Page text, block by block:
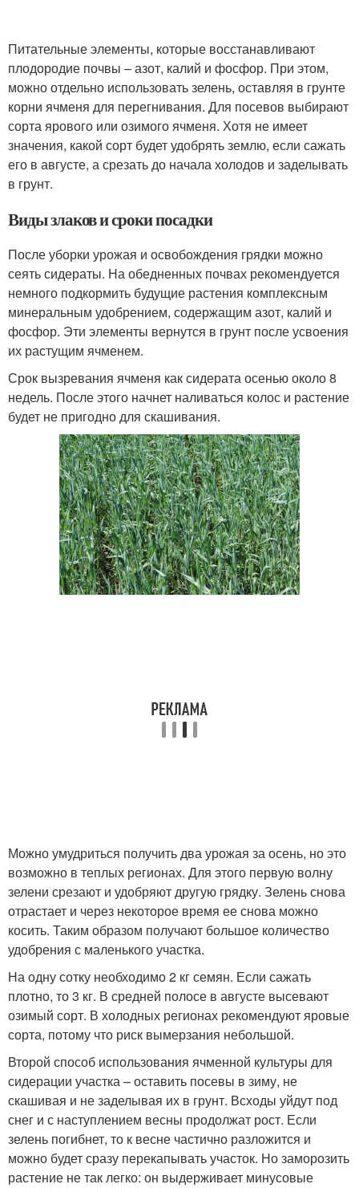
Питательные элементы, которые восстанавливают
плодородие почвы – азот, калий и фосфор. При этом,
можно отдельно использовать зелень, оставляя в грунте
корни ячменя для перегнивания. Для посевов выбирают
сорта ярового или озимого ячменя. Хотя не имеет
значения, какой сорт будет удобрять землю, если сажать
его в августе, а срезать до начала холодов и заделывать
в грунт.
Виды злаков и сроки посадки
После уборки урожая и освобождения грядки можно
сеять сидераты. На обедненных почвах рекомендуется
немного подкормить будущие растения комплексным
минеральным удобрением, содержащим азот, калий и
фосфор. Эти элементы вернутся в грунт после усвоения
их растущим ячменем.
Срок вызревания ячменя как сидерата осенью около 8
недель. После этого начнет наливаться колос и растение
будет не пригодно для скашивания.
Можно умудриться получить два урожая за осень, но это
возможно в теплых регионах. Для этого первую волну
зелени срезают и удобряют другую грядку. Зелень снова
отрастает и через некоторое время ее снова можно
косить. Таким образом получают большое количество
удобрения с маленького участка.
На одну сотку необходимо 2 кг семян. Если сажать
плотно, то 3 кг. В средней полосе в августе высевают
озимый сорт. В холодных регионах рекомендуют яровые
сорта, потому что риск вымерзания небольшой.
Второй способ использования ячменной культуры для
сидерации участка – оставить посевы в зиму, не
скашивая и не заделывая их в грунт. Всходы уйдут под
снег и с наступлением весны продолжат рост. Если
зелень погибнет, то к весне частично разложится и
можно будет сразу перекапывать участок. Но заморозить
растение не так легко: он выдерживает минусовые